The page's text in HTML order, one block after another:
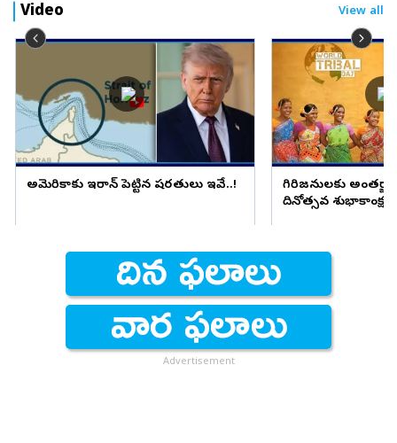
Video View all
అమెరికాకు ఇరాన్ పెట్టిన షరతులు ఇవే..!
గిరిజనులకు
దినోత్సవ
Advertisement